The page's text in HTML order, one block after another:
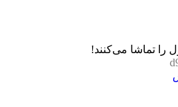
را تماشا می‌کنند!